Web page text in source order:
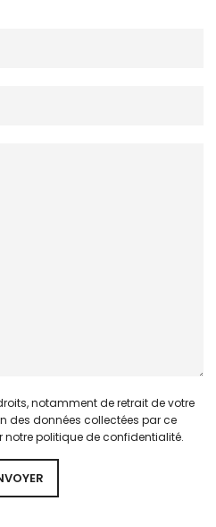
notamment de retrait de votre
des données collectées par ce
notrepolitique de confidentialité.